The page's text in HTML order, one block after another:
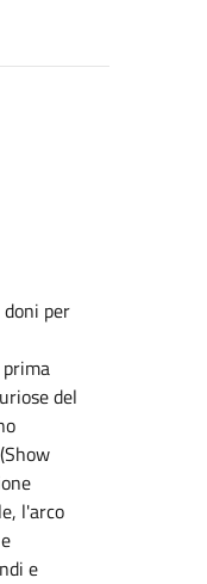
per
del
l'arco
e